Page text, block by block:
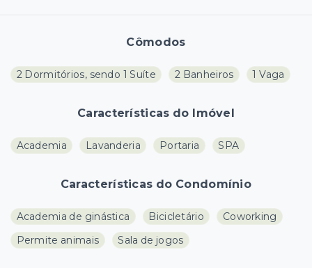
Cômodos
2 Dormitórios, sendo 1 Suíte 2 Banheiros 1 Vaga
Características do Imóvel
Academia Lavanderia Portaria SPA
Características do Condomínio
Academia de ginástica Bicicletário
Coworking
Permite animais
Sala de jogos